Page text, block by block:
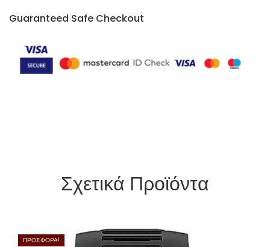
Guaranteed Safe Checkout
Σχετικά Προϊόντα
ΠΡΟΣΦΟΡΆ!